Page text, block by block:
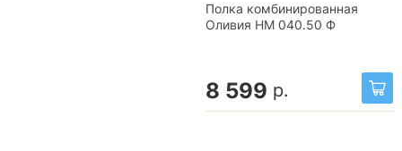
Полка комбинированная
Оливия НМ 040.50 Ф
8 599 р.